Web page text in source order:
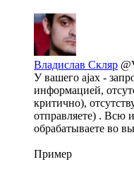
Владислав Скляр
У вашего ajax -
информацией,
критично),
отправляете) . Всю
обрабатываете во
Пример